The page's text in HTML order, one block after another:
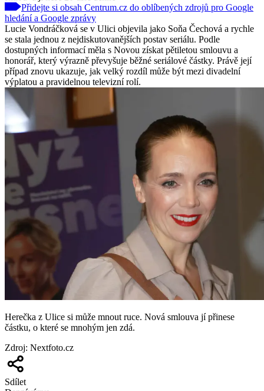
Přidejte si obsah Centrum.cz do oblíbených zdrojů pro Google
hledání a Google zprávy
Lucie Vondráčková se v Ulici objevila jako Soňa Čechová a rychle
se stala jednou z nejdiskutovanějších postav seriálu. Podle
dostupných informací měla s Novou získat pětiletou smlouvu a
honorář, který výrazně převyšuje běžné seriálové částky. Právě její
případ znovu ukazuje, jak velký rozdíl může být mezi divadelní
výplatou a pravidelnou televizní rolí.
Herečka z Ulice si může mnout ruce. Nová smlouva jí přinese
částku, o které se mnohým jen zdá.
Zdroj: Nextfoto.cz
Sdílet